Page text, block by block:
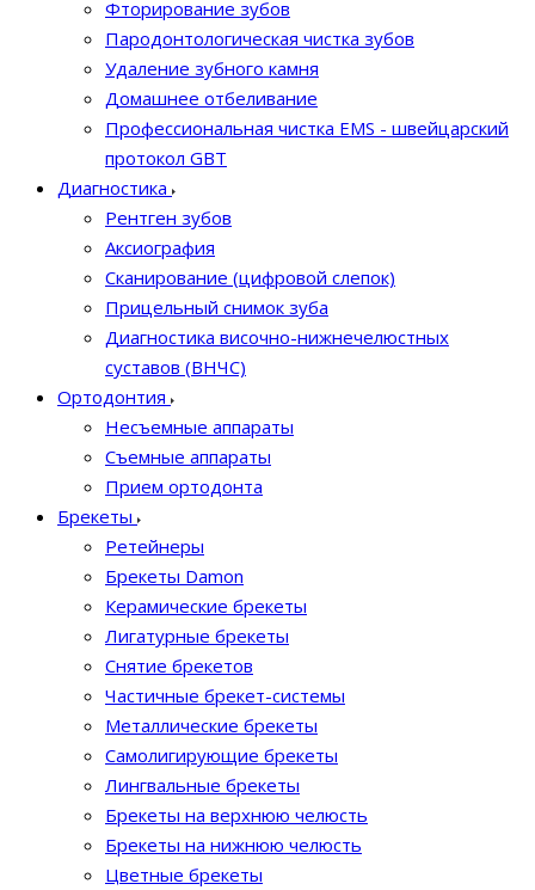
Фторирование зубов
Пародонтологическая чистка зубов
Удаление зубного камня
Домашнее отбеливание
Профессиональная чистка EMS - швейцарский
протокол GBT
Диагностика
Рентген зубов
Аксиография
Сканирование (цифровой слепок)
Прицельный снимок зуба
Диагностика височно-нижнечелюстных
суставов (ВНЧС)
Ортодонтия
Несъемные аппараты
Съемные аппараты
Прием ортодонта
Брекеты
Ретейнеры
Брекеты Damon
Керамические брекеты
Лигатурные брекеты
Снятие брекетов
Частичные брекет-системы
Металлические брекеты
Самолигирующие брекеты
Лингвальные брекеты
Брекеты на верхнюю челюсть
Брекеты на нижнюю челюсть
Цветные брекеты